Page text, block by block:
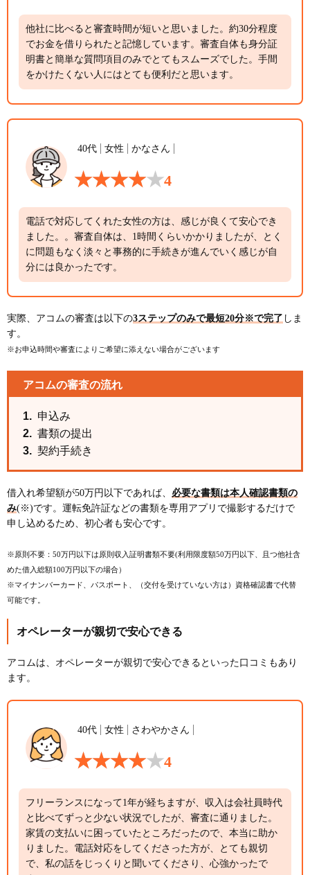
他社に比べると審査時間が短いと思いました。約30分程度
でお金を借りられたと記憶しています。審査自体も身分証
明書と簡単な質問項目のみでとてもスムーズでした。手間
をかけたくない人にはとても便利だと思います。
40代 女性 かなさん
4
電話で対応してくれた女性の方は、感じが良くて安心でき
ました。。審査自体は、1時間くらいかかりましたが、とく
に問題もなく淡々と事務的に手続きが進んでいく感じが自
分には良かったです。
実際、アコムの審査は以下の3ステップのみで最短20分※で完了 しま
す。
※お申込時間や審査によりご希望に添えない場合がございます
アコムの審査の流れ
申込み
書類の提出
契約手続き
借入れ希望額が50万円以下であれば、 必要な書類は本人確認書類の
み(※)です。運転免許証などの書類を専用アプリで撮影するだけで
申し込めるため、初心者も安心です。
※原則不要：50万円以下は原則収入証明書類不要(利用限度額50万円以下、且つ他社含
めた借入総額100万円以下の場合）
※マイナンバーカード、パスポート、（交付を受けていない方は）資格確認書で代替
可能です。
オペレーターが親切で安心できる
アコムは、オペレーターが親切で安心できるといった口コミもあり
ます。
40代 女性 さわやかさん
4
フリーランスになって1年が経ちますが、収入は会社員時代
と比べてずっと少ない状況でしたが、審査に通りました。
家賃の支払いに困っていたところだったので、本当に助か
りました。電話対応をしてくださった方が、とても親切
で、私の話をじっくりと聞いてくださり、心強かったで